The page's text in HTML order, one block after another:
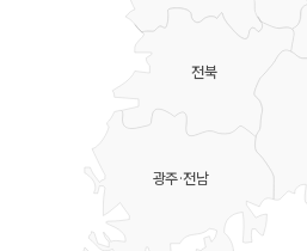
전북
광주·전남